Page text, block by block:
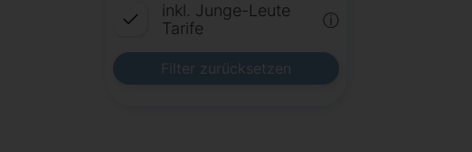
inkl. Junge-Leute
Tarife
ⓘ
Filter zurücksetzen